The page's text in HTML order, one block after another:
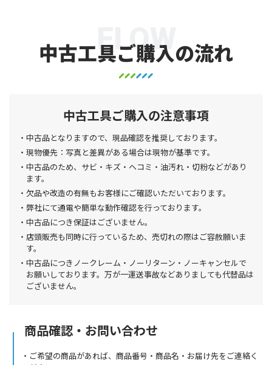
中古工具ご購入の流れ
FLOW
中古工具ご購入の注意事項
中古品となりますので、現品確認を推奨しております。
現物優先：写真と差異がある場合は現物が基準です。
中古品のため、サビ・キズ・ヘコミ・油汚れ・切粉などがあり
ます。
欠品や改造の有無もお客様にご確認いただいております。
弊社にて通電や簡単な動作確認を行っております。
中古品につき保証はございません。
店頭販売も同時に行っているため、売切れの際はご容赦願いま
す。
中古品につきノークレーム・ノーリターン・ノーキャンセルで
お願いしております。万が一運送事故などありましても代替品は
ございません。
商品確認・お問い合わせ
ご希望の商品があれば、商品番号・商品名・お届け先をご連絡く